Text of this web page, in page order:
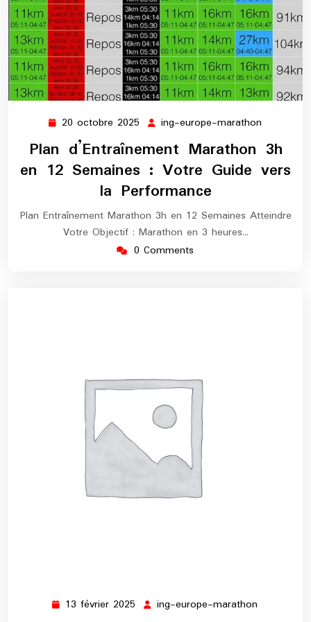
20 octobre 2025 20
octobre
2025
ing-europe-marathon
europe-
marathon
Plan d’Entraînement Marathon 3h
en 12 Semaines : Votre Guide vers
la Performance
Plan Entraînement Marathon 3h en 12 Semaines Atteindre
Votre Objectif : Marathon en 3 heures…
0 Comments
13 février 2025 13 ing-europe-marathon